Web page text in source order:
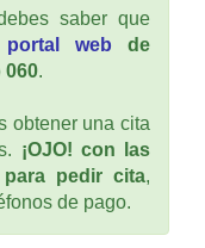
saber que
portal web de
060.
obtener una cita
¡OJO! con las
pedir cita,
de pago.